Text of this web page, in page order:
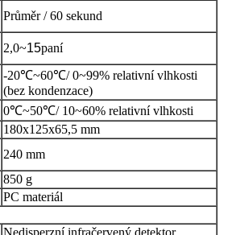
Průměr / 60 sekund
2,0~15paní
-20℃~60℃/ 0~99% relativní vlhkosti
(bez kondenzace)
0℃~50℃/ 10~60% relativní vlhkosti
180x125x65,5 mm
240 mm
850 g
PC materiál
Nedisperzní infračervený detektor